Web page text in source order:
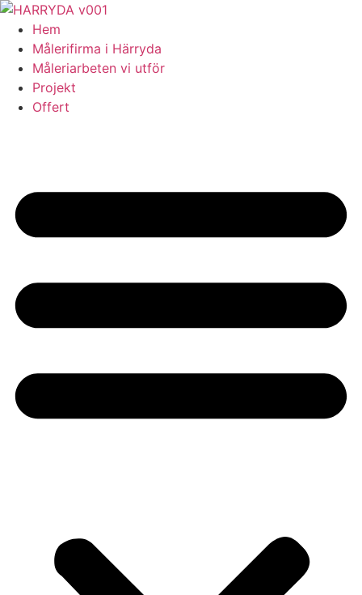
Skip
content
Hem
Målerifirma i Härryda
Måleriarbeten vi utför
Projekt
Offert